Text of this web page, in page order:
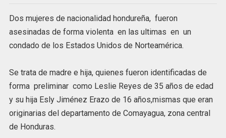
Dos mujeres de nacionalidad hondureña, fueron
asesinadas de forma violenta en las ultimas en un
condado de los Estados Unidos de Norteamérica.
Se trata de madre e hija, quienes fueron identificadas de
forma preliminar como Leslie Reyes de 35 años de edad
y su hija Esly Jiménez Erazo de 16 años,mismas que eran
originarias del departamento de Comayagua, zona central
de Honduras.